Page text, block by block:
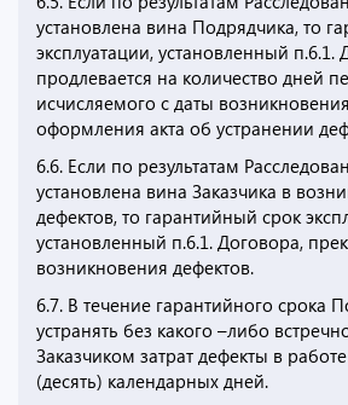
установлена вина Подрядчика, то
эксплуатации, установленный п.6.1.
продлевается на количество дней
исчисляемого с даты
оформления акта об устранении
6.6. Если по результатам
установлена вина Заказчика в
дефектов, то гарантийный срок
установленный п.6.1. Договора,
возникновения дефектов.
6.7. В течение гарантийного срока
устранять без какого –либо
Заказчиком затрат дефекты в
(десять) календарных дней.